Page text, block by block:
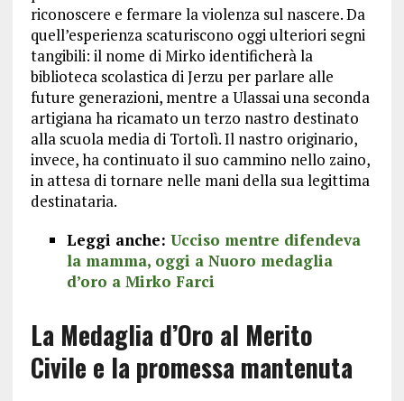
riconoscere e fermare la violenza sul nascere. Da
quell’esperienza scaturiscono oggi ulteriori segni
tangibili: il nome di Mirko identificherà la
biblioteca scolastica di Jerzu per parlare alle
future generazioni, mentre a Ulassai una seconda
artigiana ha ricamato un terzo nastro destinato
alla scuola media di Tortolì. Il nastro originario,
invece, ha continuato il suo cammino nello zaino,
in attesa di tornare nelle mani della sua legittima
destinataria.
Leggi anche: Ucciso mentre difendeva
la mamma, oggi a Nuoro medaglia
d’oro a Mirko Farci
La Medaglia d’Oro al Merito
Civile e la promessa mantenuta